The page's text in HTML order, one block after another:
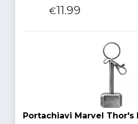
€11.99
Portachiavi Marvel Thor's